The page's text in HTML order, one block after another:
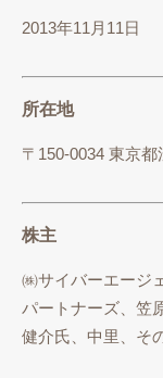
2013年11月11日
所在地
〒150-0034 東京
株主
㈱サイバーエージ
パートナーズ、笠
健介氏、中里、そ